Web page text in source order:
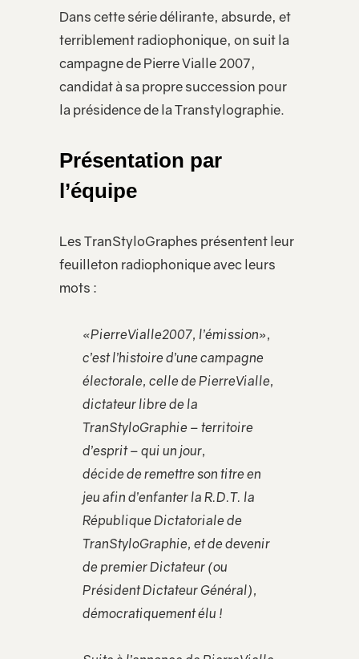
Dans cette série délirante, absurde, et
terriblement radiophonique, on suit la
campagne de Pierre Vialle 2007,
candidat à sa propre succession pour
la présidence de la Transtylographie.
Présentation par
l’équipe
Les TranStyloGraphes présentent leur
feuilleton radiophonique avec leurs
mots :
«PierreVialle2007, l’émission»,
c’est l’histoire d’une campagne
électorale, celle de PierreVialle,
dictateur libre de la
TranStyloGraphie – territoire
d’esprit – qui un jour,
décide de remettre son titre en
jeu afin d’enfanter la R.D.T. la
République Dictatoriale de
TranStyloGraphie, et de devenir
de premier Dictateur (ou
Président Dictateur Général),
démocratiquement élu !